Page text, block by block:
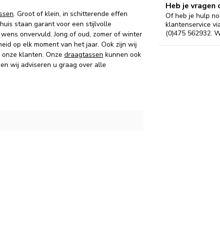
. Groot of klein, in schitterende effen
staan garant voor een stijlvolle
onvervuld. Jong of oud, zomer of winter
op elk moment van het jaar. Ook zijn wij
onze klanten. Onze draagtassen kunnen ook
wij adviseren u graag over alle
Heb je
Of heb je hulp
klantenservice
(0)475 562932.